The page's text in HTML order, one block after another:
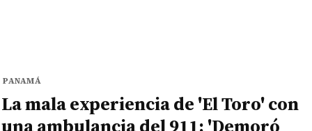
PANAMÁ
La mala experiencia de 'El Toro' con